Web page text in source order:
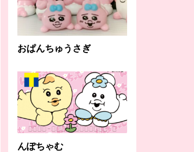
おぱんちゅうさぎ
んぽちゃむ